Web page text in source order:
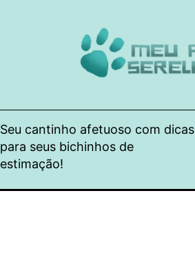
Seu cantinho afetuoso com dicas
para seus bichinhos de
estimação!